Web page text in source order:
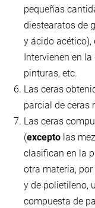
pequeñas
diestearatos de
y ácido acético),
Intervienen en
pinturas, etc.
Las ceras
parcial de ceras
Las ceras
(excepto las
clasifican en la
otra materia,
y de polietileno,
compuesta de